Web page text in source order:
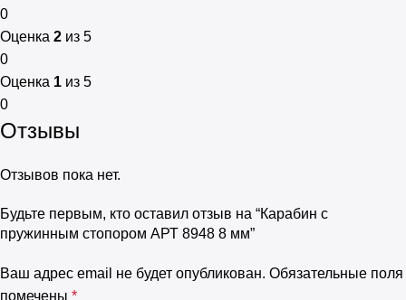
0
Оценка 2 из 5
0
Оценка 1 из 5
0
Отзывы
Отзывов пока нет.
Будьте первым, кто оставил отзыв на “Карабин с
пружинным стопором АРТ 8948 8 мм”
Ваш адрес email не будет опубликован. Обязательные поля
помечены *